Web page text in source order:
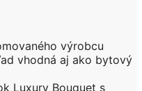
výrobcu
vhodná aj ako bytový
Luxury Bouquet s